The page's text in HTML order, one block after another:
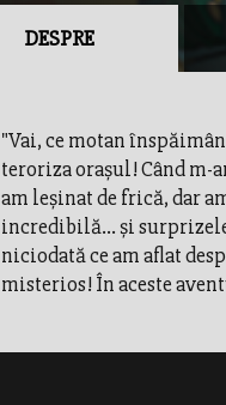
DESPRE
"Vai, ce motan
teroriza oraşul! Când m-
am leşinat de frică, dar
incredibilă... şi
niciodată ce am aflat
misterios! În aceste